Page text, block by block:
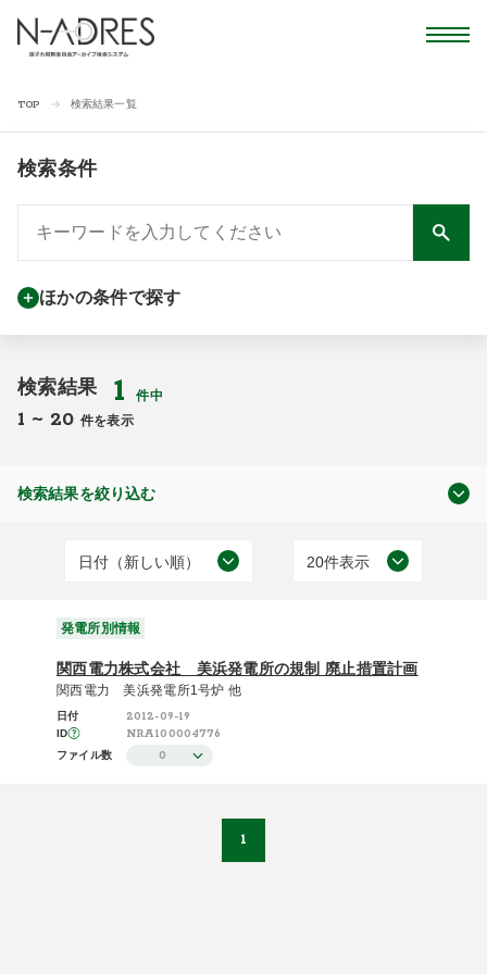
TOP 検索結果一覧
検索条件
ほかの条件で探す
検索結果 1件中
1 ~ 20 件を表示
検索結果を絞り込む
発電所別情報
日付（新しい順）
施設（昇順）
施設（降順）
20件表示
発電所別情報
関西電力株式会社 美浜発電所の規制 廃止措置計画
関西電力 美浜発電所1号炉 他
日付 2012-09-19
ID NRA100004776
ファイル数 0
1